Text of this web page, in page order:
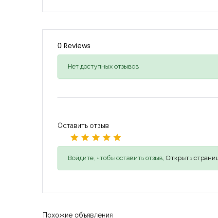
0 Reviews
Нет доступных отзывов
Оставить отзыв
Войдите, чтобы оставить отзыв, Открыть
Похожие объявления